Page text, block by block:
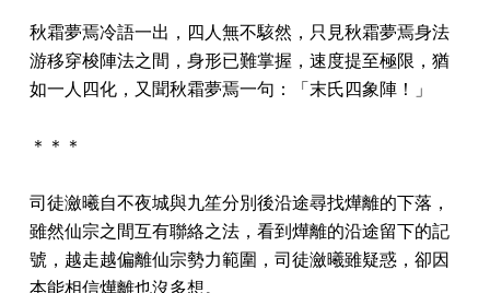
秋霜夢焉冷語一出，四人無不駭然，只見秋霜夢焉身法
游移穿梭陣法之間，身形已難掌握，速度提至極限，猶
如一人四化，又聞秋霜夢焉一句：「末氏四象陣！」
＊＊＊
司徒瀲曦自不夜城與九笙分別後沿途尋找燁離的下落，
雖然仙宗之間互有聯絡之法，看到燁離的沿途留下的記
號，越走越偏離仙宗勢力範圍，司徒瀲曦雖疑惑，卻因
本能相信燁離也沒多想。